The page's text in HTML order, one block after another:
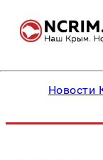
Новости